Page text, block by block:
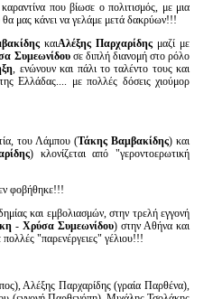
που βίωσε ο πολιτισμός, με μια
μας κάνει να γελάμε μετά δακρύων!!!
καιΑλέξης Παρχαρίδης μαζί με
Συμεωνίδου σε διπλή διανομή στο ρόλο
, ενώνουν και πάλι το ταλέντο τους και
Ελλάδας.... με πολλές δόσεις χιούμορ
του Λάμπου (Τάκης Βαμβακίδης) και
) κλονίζεται από "γεροντοερωτική
φοβήθηκε!!!
και εμβολιασμών, στην τρελή εγγονή
-Χρύσα Συμεωνίδου) στην Αθήνα και
πολλές "παρενέργειες" γέλιου!!!
Αλέξης Παρχαρίδης (γραία Παρθένα),